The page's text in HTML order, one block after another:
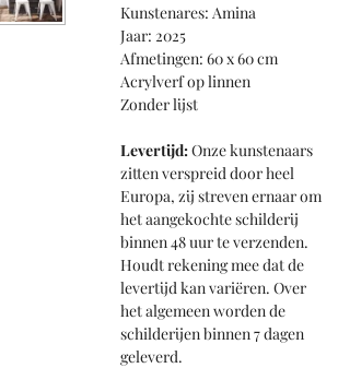
Kunstenares: Amina
Jaar: 2025
Afmetingen: 60 x 60 cm
Acrylverf op linnen
Zonder lijst
Levertijd:Onze kunstenaars
zitten verspreid door heel
Europa, zij streven ernaar om
het aangekochte schilderij
binnen 48 uur te verzenden.
Houdt rekening mee dat de
levertijd kan variëren. Over
het algemeen worden de
schilderijen binnen 7 dagen
geleverd.